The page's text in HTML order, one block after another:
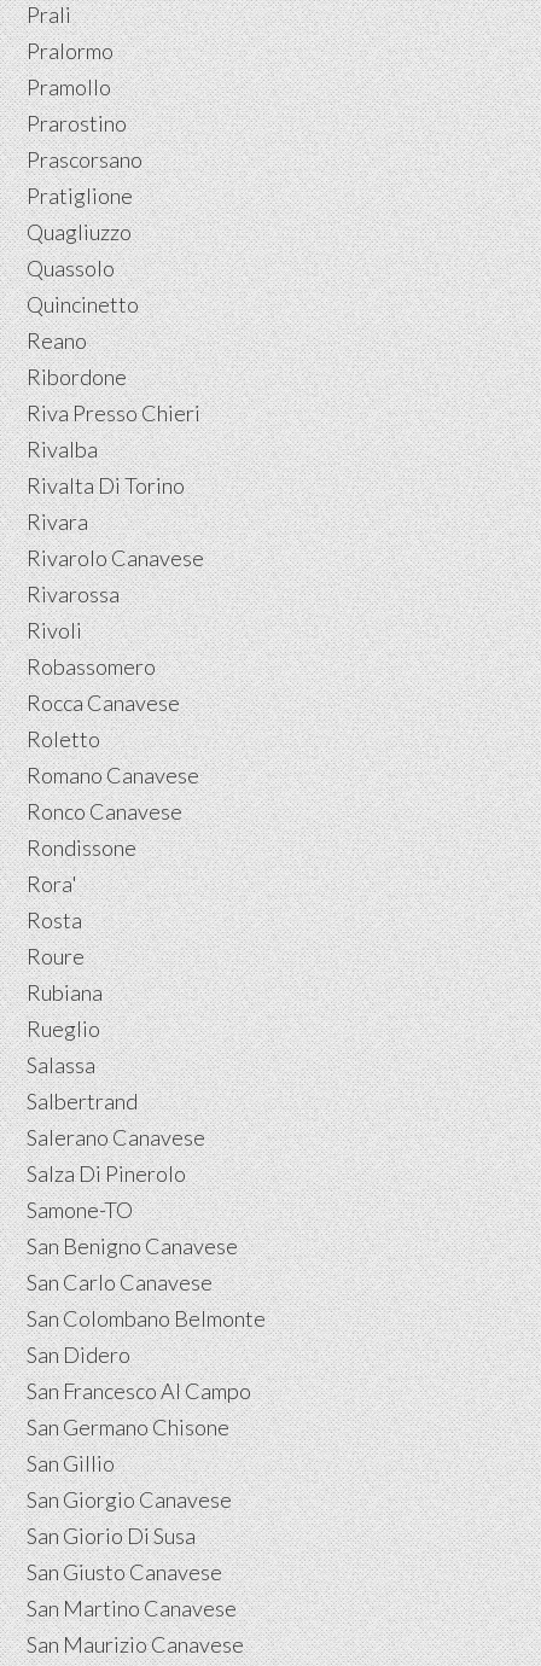
Prali
Pralormo
Pramollo
Prarostino
Prascorsano
Pratiglione
Quagliuzzo
Quassolo
Quincinetto
Reano
Ribordone
Riva Presso Chieri
Rivalba
Rivalta Di Torino
Rivara
Rivarolo Canavese
Rivarossa
Rivoli
Robassomero
Rocca Canavese
Roletto
Romano Canavese
Ronco Canavese
Rondissone
Rora'
Rosta
Roure
Rubiana
Rueglio
Salassa
Salbertrand
Salerano Canavese
Salza Di Pinerolo
Samone-TO
San Benigno Canavese
San Carlo Canavese
San Colombano Belmonte
San Didero
San Francesco Al Campo
San Germano Chisone
San Gillio
San Giorgio Canavese
San Giorio Di Susa
San Giusto Canavese
San Martino Canavese
San Maurizio Canavese